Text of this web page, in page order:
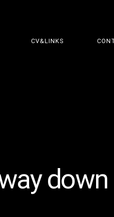
CV&LINKS
down